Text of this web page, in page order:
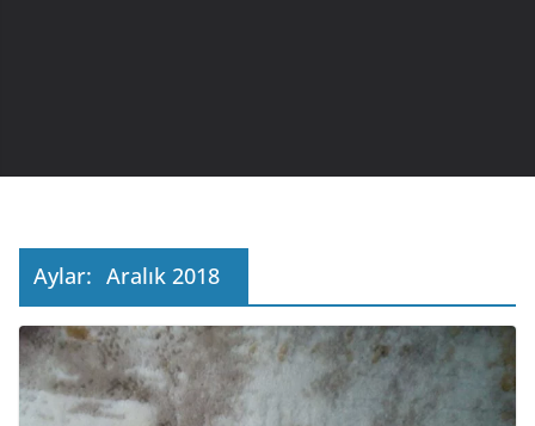
Aylar: Aralık 2018